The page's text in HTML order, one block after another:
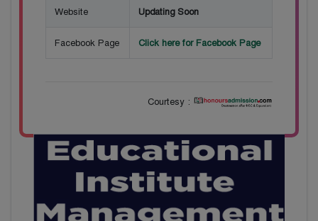
Website Updating Soon
Facebook Page Click here for Facebook Page
Courtesy :